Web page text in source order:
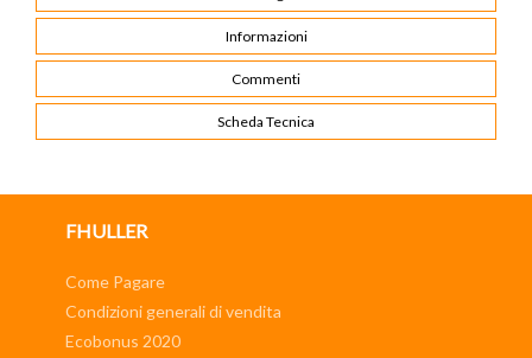
Informazioni
Commenti
Scheda Tecnica
FHULLER
Come Pagare
Condizioni generali di vendita
Ecobonus 2020